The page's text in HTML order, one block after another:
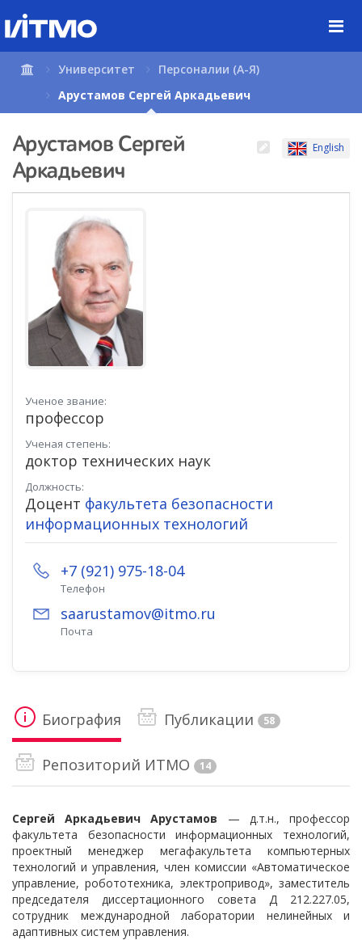
содержимому
страницы.
Университет
Персоналии (А-Я)
Арустамов Сергей Аркадьевич
Арустамов Сергей
Аркадьевич
English
Ученое звание:
профессор
Ученая степень:
доктор технических наук
Должность:
Доцент факультета безопасности
информационных технологий
+7 (921) 975-18-04
Телефон
saarustamov@itmo.ru
Почта
Биография Публикации 58
Репозиторий ИТМО 14
Сергей Аркадьевич Арустамов — д.т.н., профессор
факультета безопасности информационных технологий,
проектный менеджер мегафакультета компьютерных
технологий и управления, член комиссии «Автоматическое
управление, робототехника, электропривод», заместитель
председателя диссертационного совета Д 212.227.05,
сотрудник международной лаборатории нелинейных и
адаптивных систем управления.